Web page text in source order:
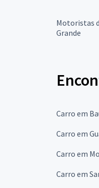
Motoristas
Grande
Carro em
Carro em
Carro em
Carro em